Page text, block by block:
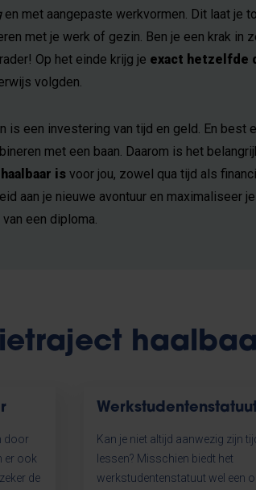
en met aangepaste werkvormen. Dit laat je
met je werk of gezin. Ben je een krak in
Op het einde krijg je exact hetzelfde
volgden.
is een investering van tijd en geld. En best
met een baan. Daarom is het
is voor jou, zowel qua tijd als
aan je nieuwe avontuur en maximaliseer
van een diploma.
door
er ook
de
Kan je niet altijd aanwezig zijn
lessen? Misschien biedt het
werkstudentenstatuut wel een